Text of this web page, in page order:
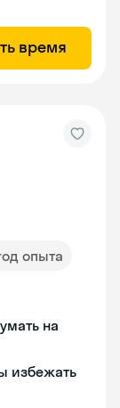
время
опыта
на
избежать